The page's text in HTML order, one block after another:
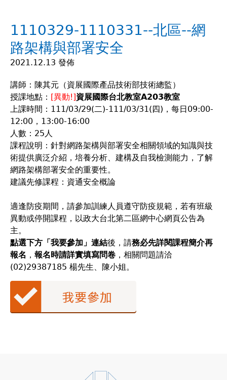
裡
1110329-1110331--北區--網
路架構與部署安全
2021.12.13 發佈
講師：陳其元（資展國際產品技術部技術總監）
授課地點： [異動!]資展國際台北教室A203教室
上課時間：111/03/29(二)-111/03/31(四)，每日09:00-
12:00，13:00-16:00
人數：25人
課程說明：針對網路架構與部署安全相關領域的知識與技
術提供廣泛介紹，培養分析、建構及自我檢測能力，了解
網路架構部署安全的重要性。
建議先修課程：資通安全概論
適逢防疫期間，請參加訓練人員遵守防疫規範，若有班級
異動或停開課程，以政大台北第二區網中心網頁公告為
主。
點選下方「我要參加」連結後，請務必先詳閱課程簡介再
報名 ， 報名時請詳實填寫問卷 ，相關問題請洽
(02)29387185 楊先生、陳小姐。